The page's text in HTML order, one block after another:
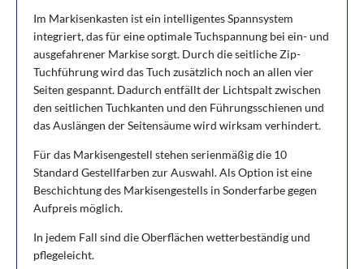
Im Markisenkasten ist ein intelligentes Spannsystem
integriert, das für eine optimale Tuchspannung bei ein- und
ausgefahrener Markise sorgt. Durch die seitliche Zip-
Tuchführung wird das Tuch zusätzlich noch an allen vier
Seiten gespannt. Dadurch entfällt der Lichtspalt zwischen
den seitlichen Tuchkanten und den Führungsschienen und
das Auslängen der Seitensäume wird wirksam verhindert.
Für das Markisengestell stehen serienmäßig die 10
Standard Gestellfarben zur Auswahl. Als Option ist eine
Beschichtung des Markisengestells in Sonderfarbe gegen
Aufpreis möglich.
In jedem Fall sind die Oberflächen wetterbeständig und
pflegeleicht.